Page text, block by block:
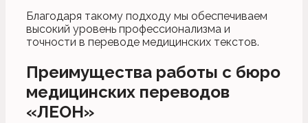
Благодаря такому подходу мы обеспечиваем
высокий уровень профессионализма и
точности в переводе медицинских текстов.
Преимущества работы с бюро
медицинских переводов
«ЛЕОН»